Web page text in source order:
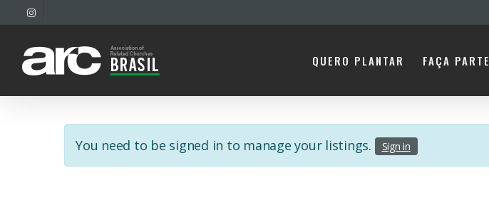
to
main
content
INSTAGRAM
QUERO PLANTAR FAÇA PARTE
You need to be signed in to manage your listings. Sign in